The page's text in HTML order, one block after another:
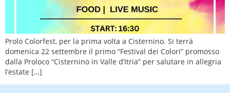
Prolo Colorfest, per la prima volta a Cisternino. Si terrà
domenica 22 settembre il primo “Festival dei Colori” promosso
dalla Proloco “Cisternino in Valle d’Itria” per salutare in allegria
l’estate […]